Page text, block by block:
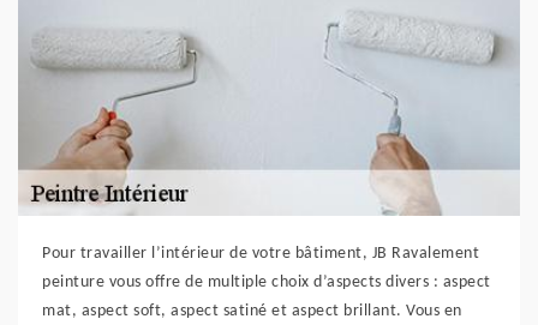
Pour travailler l’intérieur de votre bâtiment, JB Ravalement
peinture vous offre de multiple choix d’aspects divers : aspect
mat, aspect soft, aspect satiné et aspect brillant. Vous en